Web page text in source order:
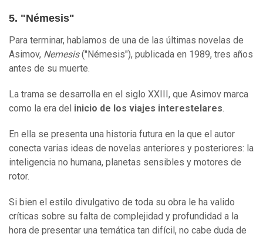
5. "Némesis"
Para terminar, hablamos de una de las últimas novelas de
Asimov, Nemesis("Némesis"), publicada en 1989, tres años
antes de su muerte.
La trama se desarrolla en el siglo XXIII, que Asimov marca
como la era del inicio de los viajes interestelares.
En ella se presenta una historia futura en la que el autor
conecta varias ideas de novelas anteriores y posteriores: la
inteligencia no humana, planetas sensibles y motores de
rotor.
Si bien el estilo divulgativo de toda su obra le ha valido
críticas sobre su falta de complejidad y profundidad a la
hora de presentar una temática tan difícil, no cabe duda de